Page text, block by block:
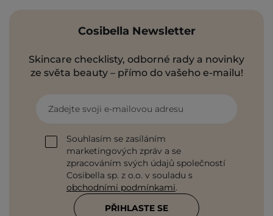
Cosibella Newsletter
Skincare checklisty, odborné rady a novinky
ze světa beauty – přímo do vašeho e-mailu!
Zadejte svoji e-mailovou adresu
Souhlasím se zasíláním
marketingových zpráv a se
zpracováním svých údajů společností
Cosibella sp. z o.o. v souladu s
obchodními podmínkami.
PŘIHLASTE SE